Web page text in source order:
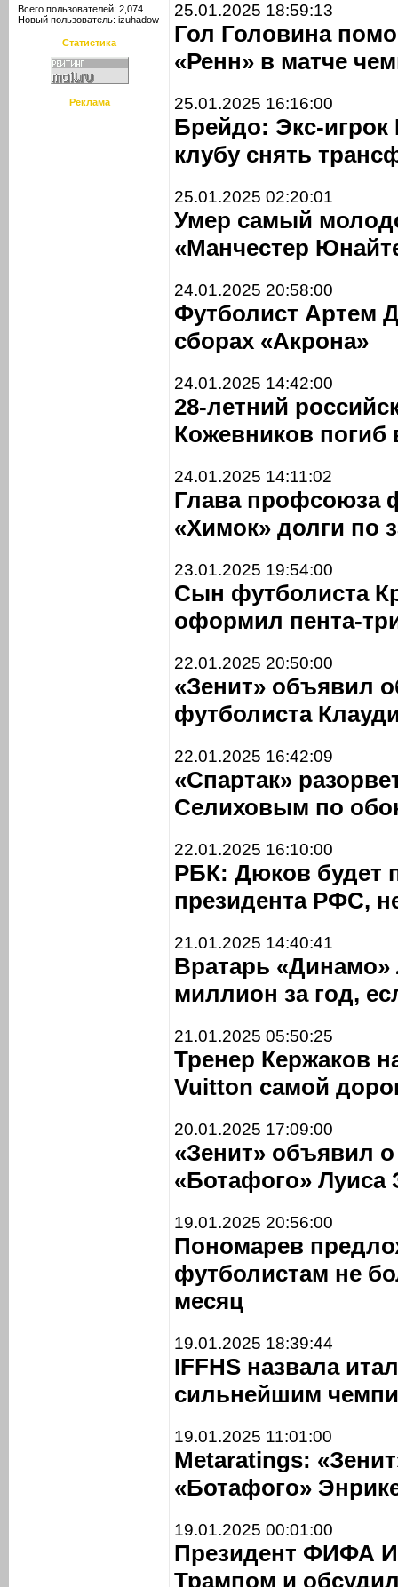
Всего пользователей: 2,074
Новый пользователь: izuhadow
Статистика
Реклама
25.01.2025 18:59:13
Гол Головина
«Ренн» в матче
25.01.2025 16:16:00
Брейдо: Экс-
клубу снять
25.01.2025 02:20:01
Умер самый
«Манчестер
24.01.2025 20:58:00
Футболист Артем
сборах «Акрона»
24.01.2025 14:42:00
28-летний
Кожевников погиб
24.01.2025 14:11:02
Глава профсоюза
«Химок» долги по
23.01.2025 19:54:00
Сын футболиста
оформил пента-
22.01.2025 20:50:00
«Зенит» объявил
футболиста
22.01.2025 16:42:09
«Спартак»
Селиховым по
22.01.2025 16:10:00
РБК: Дюков будет
президента РФС,
21.01.2025 14:40:41
Вратарь
миллион за год,
21.01.2025 05:50:25
Тренер Кержаков
Vuitton самой
20.01.2025 17:09:00
«Зенит» объявил
«Ботафого» Луиса
19.01.2025 20:56:00
Пономарев
футболистам не
месяц
19.01.2025 18:39:44
IFFHS назвала
сильнейшим
19.01.2025 11:01:00
Metaratings:
«Ботафого»
19.01.2025 00:01:00
Президент ФИФА
Трампом и